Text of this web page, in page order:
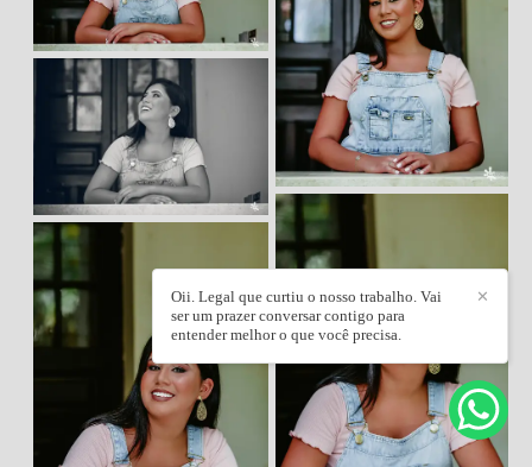
✕
Oii. Legal que curtiu o nosso trabalho. Vai
ser um prazer conversar contigo para
entender melhor o que você precisa.